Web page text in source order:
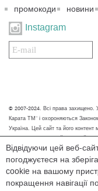
промокоди новини
Instagram
Подписаться
на
© 2007-2024. Всі права захищено.
Карата ТМ" і охороняються
Україна. Цей сайт та його контент
тільки для некомерційних цілей.
матеріалів даного сайту для
посиланням або іншим
Ми обробляємо
Відвідуючи цей веб-
погоджуєтеся на
cookie на вашому
покращення навігації